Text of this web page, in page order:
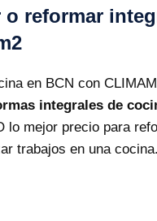
o reformar
en BCN con
integrales de
lo mejor precio para
trabajos en una cocina.